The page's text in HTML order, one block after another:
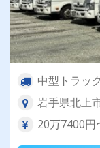
中型トラッ
岩手県北上
20万7400円